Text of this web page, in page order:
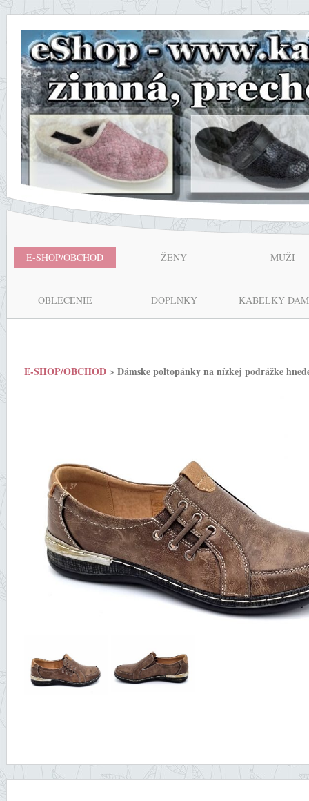
E-SHOP/OBCHOD ŽENY MUŽI
OBLEČENIE DOPLNKY KABELKY
E-SHOP/OBCHOD > Dámske poltopánky na nízkej podrážke